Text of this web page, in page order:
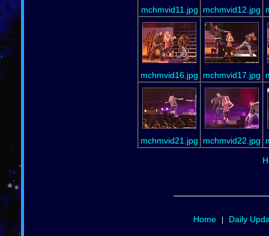
mchmvid11.jpg mchmvid12.jpg
mchmvid16.jpg mchmvid17.jpg
mchmvid21.jpg mchmvid22.jpg
Home| Daily